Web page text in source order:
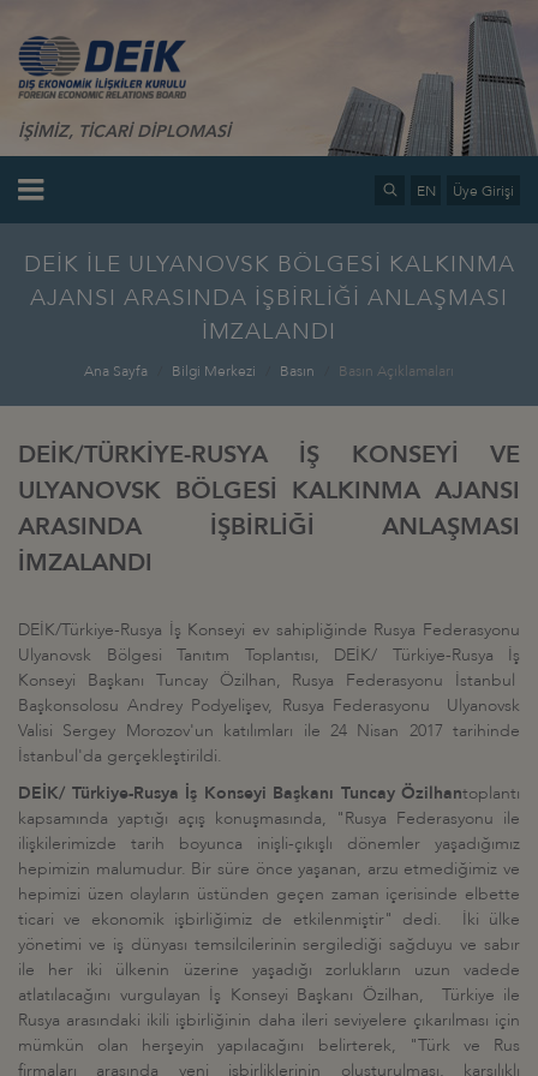
İŞİMİZ, TİCARİ DİPLOMASİ
EN Üye Girişi
DEİK İLE ULYANOVSK BÖLGESİ KALKINMA
AJANSI ARASINDA İŞBİRLİĞİ ANLAŞMASI
İMZALANDI
Ana Sayfa Bilgi Merkezi Basın Basın Açıklamaları
DEİK/TÜRKİYE-RUSYA İŞ KONSEYİ VE
ULYANOVSK BÖLGESİ KALKINMA AJANSI
ARASINDA İŞBİRLİĞİ ANLAŞMASI
İMZALANDI
DEİK/Türkiye-Rusya İş Konseyi ev sahipliğinde Rusya Federasyonu
Ulyanovsk Bölgesi Tanıtım Toplantısı, DEİK/ Türkiye-Rusya İş
Konseyi Başkanı Tuncay Özilhan, Rusya Federasyonu İstanbul
Başkonsolosu Andrey Podyelişev, Rusya Federasyonu Ulyanovsk
Valisi Sergey Morozov'un katılımları ile 24 Nisan 2017 tarihinde
İstanbul'da gerçekleştirildi.
DEİK/ Türkiye-Rusya İş Konseyi Başkanı Tuncay Özilhantoplantı
kapsamında yaptığı açış konuşmasında, "Rusya Federasyonu ile
ilişkilerimizde tarih boyunca inişli-çıkışlı dönemler yaşadığımız
hepimizin malumudur. Bir süre önce yaşanan, arzu etmediğimiz ve
hepimizi üzen olayların üstünden geçen zaman içerisinde elbette
ticari ve ekonomik işbirliğimiz de etkilenmiştir" dedi. İki ülke
yönetimi ve iş dünyası temsilcilerinin sergilediği sağduyu ve sabır
ile her iki ülkenin üzerine yaşadığı zorlukların uzun vadede
atlatılacağını vurgulayan İş Konseyi Başkanı Özilhan, Türkiye ile
Rusya arasındaki ikili işbirliğinin daha ileri seviyelere çıkarılması için
mümkün olan herşeyin yapılacağını belirterek, "Türk ve Rus
firmaları arasında yeni işbirliklerinin oluşturulması, karşılıklı